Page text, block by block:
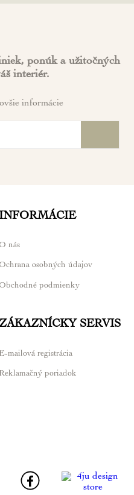
ponúk a užitočných
interiér.
informácie
nás
osobných údajov
podmienky
SERVIS
E-mailová registrácia
Reklamačný poriadok